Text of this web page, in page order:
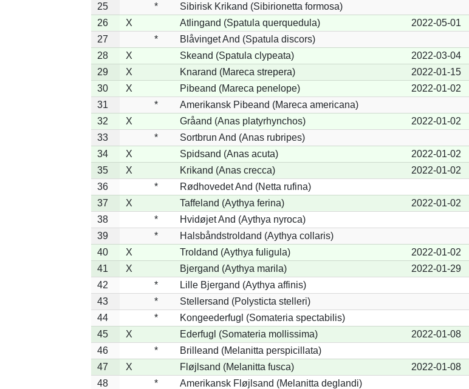
25
*
Sibirisk Krikand (Sibirionetta formosa)
26
X Atlingand (Spatula querquedula) 2022-05-01
27
*
Blåvinget And (Spatula discors)
28
X Skeand (Spatula clypeata) 2022-03-04
29
X Knarand (Mareca strepera) 2022-01-15
30
X Pibeand (Mareca penelope) 2022-01-02
31
*
Amerikansk Pibeand (Mareca americana)
32
X Gråand (Anas platyrhynchos) 2022-01-02
33
*
Sortbrun And (Anas rubripes)
34
X Spidsand (Anas acuta) 2022-01-02
35
X Krikand (Anas crecca) 2022-01-02
36
*
Rødhovedet And (Netta rufina)
37
X Taffeland (Aythya ferina) 2022-01-02
38
*
Hvidøjet And (Aythya nyroca)
39
*
Halsbåndstroldand (Aythya collaris)
40
X Troldand (Aythya fuligula) 2022-01-02
41
X Bjergand (Aythya marila) 2022-01-29
42
*
Lille Bjergand (Aythya affinis)
43
*
Stellersand (Polysticta stelleri)
44
*
Kongeederfugl (Somateria spectabilis)
45
X Ederfugl (Somateria mollissima) 2022-01-08
46
*
Brilleand (Melanitta perspicillata)
47
X Fløjlsand (Melanitta fusca) 2022-01-08
48
*
Amerikansk Fløjlsand (Melanitta deglandi)